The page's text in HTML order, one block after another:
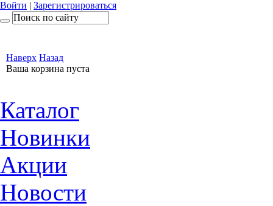
Войти | Зарегистрироваться
Наверх Назад
Ваша корзина пуста
Каталог
Новинки
Акции
Новости